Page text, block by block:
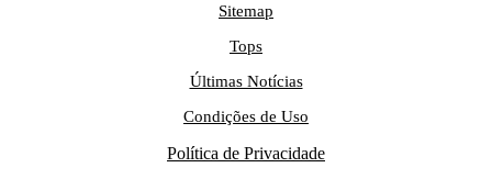
Sitemap
Tops
Últimas Notícias
Condições de Uso
Política de Privacidade